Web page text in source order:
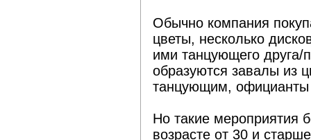
Обычно компания
цветы, несколько
ими танцующего друга/
образуются завалы из
танцующим,
Но такие
возрасте от 30 и